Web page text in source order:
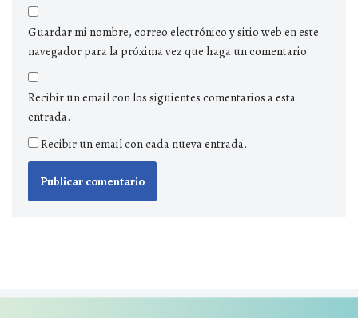
Guardar mi nombre, correo electrónico y sitio web en este
navegador para la próxima vez que haga un comentario.
Recibir un email con los siguientes comentarios a esta
entrada.
Recibir un email con cada nueva entrada.